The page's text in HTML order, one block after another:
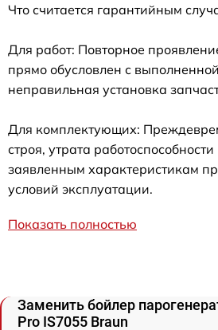
Что считается гарантийным
Для работ: Повторное
прямо обусловлен с
неправильная установка
Для комплектующих:
строя, утрата
заявленным характеристикам
условий эксплуатации.
Показать полностью
Заменить бойлер
Pro IS7055 Braun